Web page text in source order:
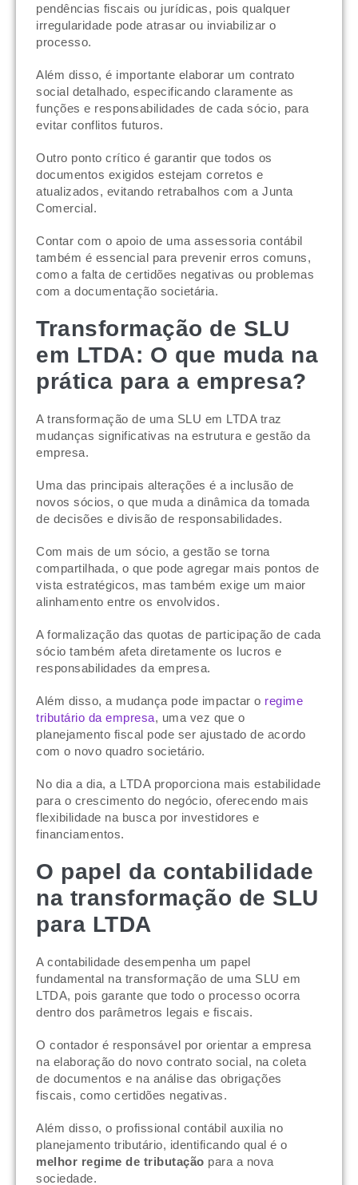
pendências fiscais ou jurídicas, pois qualquer
irregularidade pode atrasar ou inviabilizar o
processo.
Além disso, é importante elaborar um contrato
social detalhado, especificando claramente as
funções e responsabilidades de cada sócio, para
evitar conflitos futuros.
Outro ponto crítico é garantir que todos os
documentos exigidos estejam corretos e
atualizados, evitando retrabalhos com a Junta
Comercial.
Contar com o apoio de uma assessoria contábil
também é essencial para prevenir erros comuns,
como a falta de certidões negativas ou problemas
com a documentação societária.
Transformação de SLU
em LTDA: O que muda na
prática para a empresa?
A transformação de uma SLU em LTDA traz
mudanças significativas na estrutura e gestão da
empresa.
Uma das principais alterações é a inclusão de
novos sócios, o que muda a dinâmica da tomada
de decisões e divisão de responsabilidades.
Com mais de um sócio, a gestão se torna
compartilhada, o que pode agregar mais pontos de
vista estratégicos, mas também exige um maior
alinhamento entre os envolvidos.
A formalização das quotas de participação de cada
sócio também afeta diretamente os lucros e
responsabilidades da empresa.
Além disso, a mudança pode impactar o regime
tributário da empresa, uma vez que o
planejamento fiscal pode ser ajustado de acordo
com o novo quadro societário.
No dia a dia, a LTDA proporciona mais estabilidade
para o crescimento do negócio, oferecendo mais
flexibilidade na busca por investidores e
financiamentos.
O papel da contabilidade
na transformação de SLU
para LTDA
A contabilidade desempenha um papel
fundamental na transformação de uma SLU em
LTDA, pois garante que todo o processo ocorra
dentro dos parâmetros legais e fiscais.
O contador é responsável por orientar a empresa
na elaboração do novo contrato social, na coleta
de documentos e na análise das obrigações
fiscais, como certidões negativas.
Além disso, o profissional contábil auxilia no
planejamento tributário, identificando qual é o
melhor regime de tributação para a nova
sociedade.